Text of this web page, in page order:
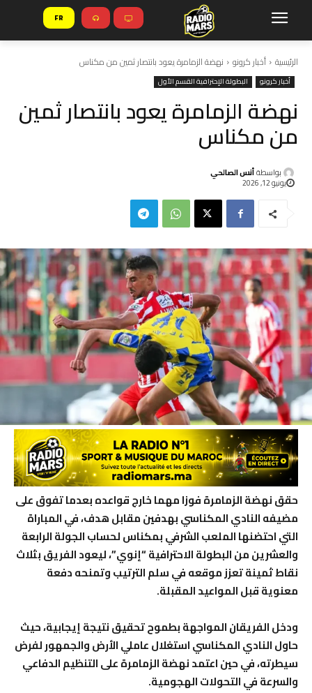
FR
الرئيسية أخبار كرونو نهضة الزمامرة يعود بانتصار ثمين من مكناس
أخبار كرونو البطولة الإحترافية القسم الأول
نهضة الزمامرة يعود بانتصار ثمين
من مكناس
بواسطةأنس الصالحي
يونيو 12, 2026
حقق نهضة الزمامرة فوزا مهما خارج قواعده بعدما تفوق على
مضيفه النادي المكناسي بهدفين مقابل هدف، في المباراة
التي احتضنها الملعب الشرفي بمكناس لحساب الجولة الرابعة
والعشرين من البطولة الاحترافية “إنوي”، ليعود الفريق بثلاث
نقاط ثمينة تعزز موقعه في سلم الترتيب وتمنحه دفعة
معنوية قبل المواعيد المقبلة.
ودخل الفريقان المواجهة بطموح تحقيق نتيجة إيجابية، حيث
حاول النادي المكناسي استغلال عاملي الأرض والجمهور لفرض
سيطرته، في حين اعتمد نهضة الزمامرة على التنظيم الدفاعي
والسرعة في التحولات الهجومية.